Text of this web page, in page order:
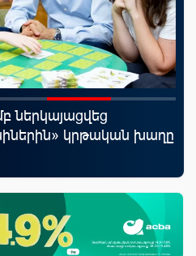
ներկայացվեց
կրթական խաղը